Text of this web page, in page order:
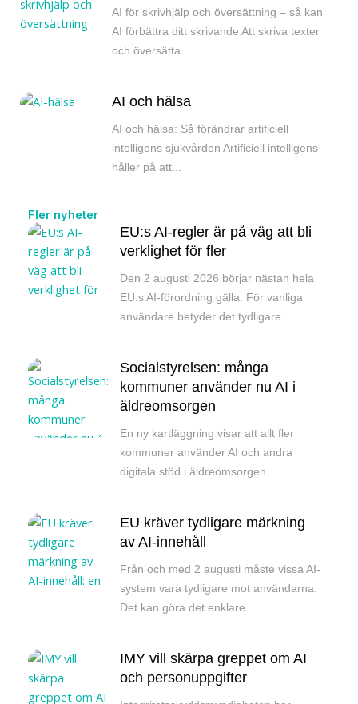
AI för skrivhjälp och översättning – så kan
AI förbättra ditt skrivande Att skriva texter
och översätta...
AI och hälsa
AI och hälsa: Så förändrar artificiell
intelligens sjukvården Artificiell intelligens
håller på att...
Fler nyheter
EU:s AI-regler är på väg att bli
verklighet för fler
Den 2 augusti 2026 börjar nästan hela
EU:s AI-förordning gälla. För vanliga
användare betyder det tydligare...
Socialstyrelsen: många
kommuner använder nu AI i
äldreomsorgen
En ny kartläggning visar att allt fler
kommuner använder AI och andra
digitala stöd i äldreomsorgen....
EU kräver tydligare märkning
av AI-innehåll
Från och med 2 augusti måste vissa AI-
system vara tydligare mot användarna.
Det kan göra det enklare...
IMY vill skärpa greppet om AI
och personuppgifter